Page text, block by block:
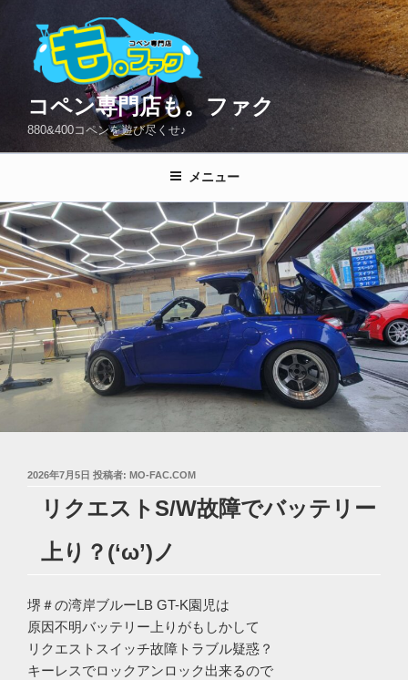
プ
コペン専門店も。ファク
880&400コペンを遊び尽くせ♪
メニュー
投
2026年7月5日 投稿者: MO-FAC.COM
リクエストS/W故障でバッテリー
上り？(‘ω’)ノ
堺＃の湾岸ブルーLB GT-K園児は
原因不明バッテリー上りがもしかして
リクエストスイッチ故障トラブル疑惑？
キーレスでロックアンロック出来るので